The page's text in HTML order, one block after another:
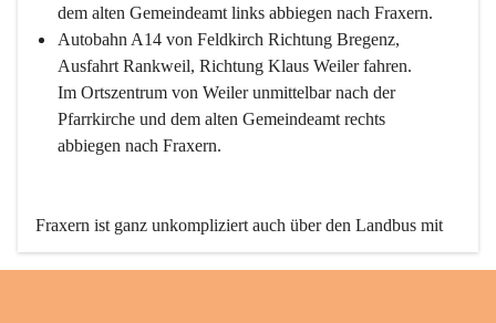
dem alten Gemeindeamt links abbiegen nach Fraxern.
Autobahn A14 von Feldkirch Richtung Bregenz,
Ausfahrt Rankweil, Richtung Klaus Weiler fahren.
Im Ortszentrum von Weiler unmittelbar nach der
Pfarrkirche und dem alten Gemeindeamt rechts
abbiegen nach Fraxern.
Fraxern ist ganz unkompliziert auch über den Landbus mit
den öffentlichen Verkehrsmitteln zu erreichen. Die Linie